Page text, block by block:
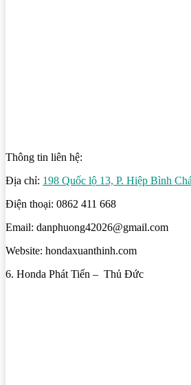
Thông tin liên hệ:
Địa chỉ: 198 Quốc lộ 13, P. Hiệp Bình
Điện thoại: 0862 411 668
Email: danphuong42026@gmail.com
Website: hondaxuanthinh.com
6. Honda Phát Tiến – Thủ Đức